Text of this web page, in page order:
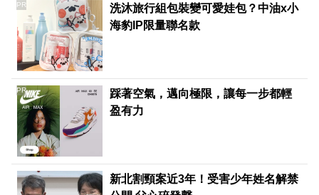
洗沐旅行組包裝變可愛娃包？中油x小
海豹IP限量聯名款
PR
踩著空氣，邁向極限，讓每一步都輕
盈有力
PR
新北割頸案近3年！受害少年姓名解禁